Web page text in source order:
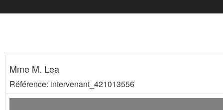
Mme M. Lea
Référence: intervenant_421013556